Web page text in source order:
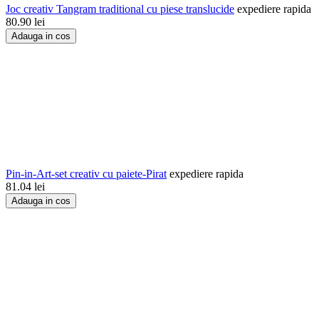
Joc creativ Tangram traditional cu piese translucide expediere rapida
80.90 lei
Adauga in cos
Pin-in-Art-set creativ cu paiete-Pirat expediere rapida
81.04 lei
Adauga in cos